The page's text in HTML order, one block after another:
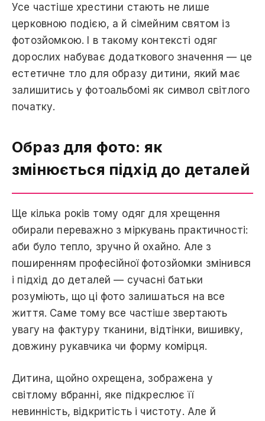
Усе частіше хрестини стають не лише
церковною подією, а й сімейним святом із
фотозйомкою. І в такому контексті одяг
дорослих набуває додаткового значення — це
естетичне тло для образу дитини, який має
залишитись у фотоальбомі як символ світлого
початку.
Образ для фото: як
змінюється підхід до деталей
Ще кілька років тому одяг для хрещення
обирали переважно з міркувань практичності:
аби було тепло, зручно й охайно. Але з
поширенням професійної фотозйомки змінився
і підхід до деталей — сучасні батьки
розуміють, що ці фото залишаться на все
життя. Саме тому все частіше звертають
увагу на фактуру тканини, відтінки, вишивку,
довжину рукавчика чи форму комірця.
Дитина, щойно охрещена, зображена у
світлому вбранні, яке підкреслює її
невинність, відкритість і чистоту. Але й